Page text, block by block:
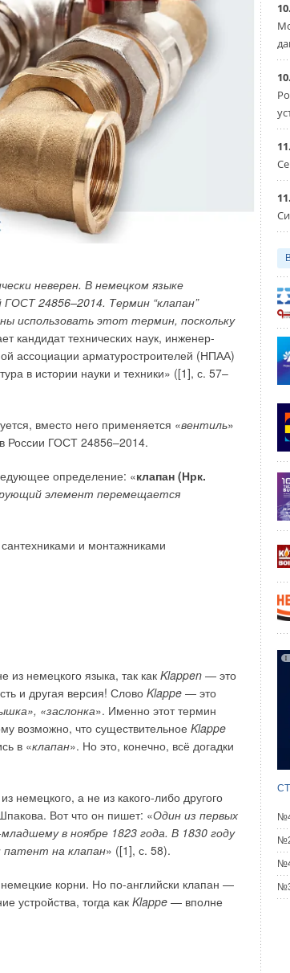
неверен. В немецком языке
24856–2014. Термин “клапан”
использовать этот термин, поскольку
кандидат технических наук, инженер-
ассоциации арматуростроителей (НПАА)
в истории науки и техники» ([1], с. 57–
вместо него применяется «вентиль»
России ГОСТ 24856–2014.
определение: «клапан (Нрк.
элемент перемещается
и монтажниками
из немецкого языка, так как Klappen — это
и другая версия! СловоKlappe — это
«заслонка». Именно этот термин
возможно, что существительное Klappe
в «клапан». Но это, конечно, всё догадки
немецкого, а не из какого-либо другого
Вот что он пишет: «Один из первых
в ноябре 1823 года. В 1830 году
патент на клапан» ([1], с. 58).
корни. Но по-английски клапан —
устройства, тогда какKlappe — вполне
на 50% меньше электроэнергии. Сифон
он имеет гарантию 10 лет и сделан
с более чем 40-летним опытом
делают жизнь конечных
работать эффективнее. Мы
к ограничению воздействия
решения для лучшей жизни!
и надёжное российское производство
проект Билла Гейтса по
воды
арматура противодавления